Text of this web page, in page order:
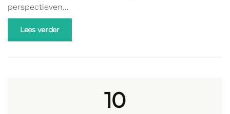
perspectieven…
Lees verder
10